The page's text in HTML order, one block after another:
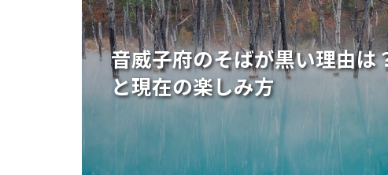
音威子府のそばが黒い理由は
と現在の楽しみ方